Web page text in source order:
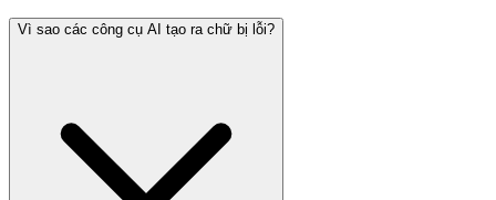
Vì sao các công cụ AI tạo ra chữ bị lỗi?